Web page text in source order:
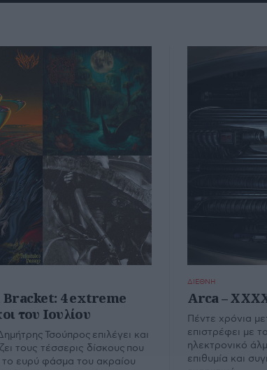
4 extreme
του Ιουλίου
Τσούπρος επιλέγει και
τους τέσσερις δίσκους που
ευρύ φάσμα του ακραίου
ΔΙΕΘΝΗ
Arca –
Πέντε χρόνια
επιστρέφει με
ηλεκτρονικό
επιθυμία και